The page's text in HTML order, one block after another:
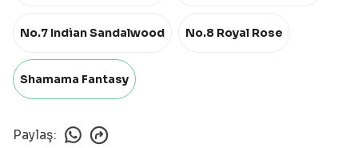
No.7 Indian Sandalwood No.8 Royal Rose
Shamama Fantasy
Paylaş: